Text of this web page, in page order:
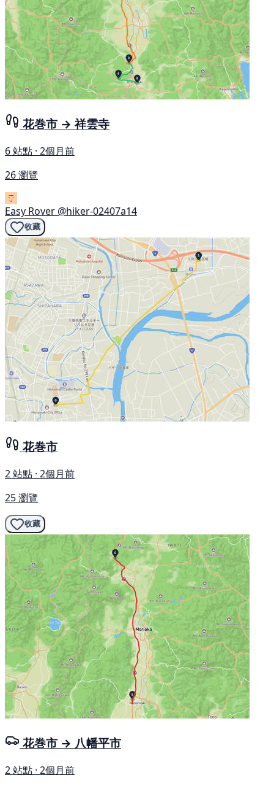
花巻市 → 祥雲寺
6 站點 · 2個月前
26 瀏覽
Easy Rover @hiker-02407a14
收藏
花巻市
2 站點 · 2個月前
25 瀏覽
收藏
花巻市 → 八幡平市
2 站點 · 2個月前